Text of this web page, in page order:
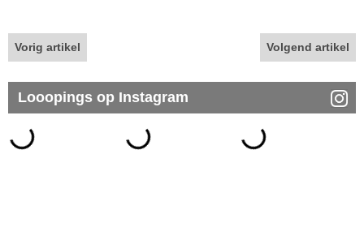
Vorig artikel Volgend artikel
Looopings op Instagram